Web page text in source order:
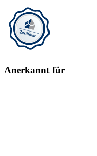
Anerkannt für